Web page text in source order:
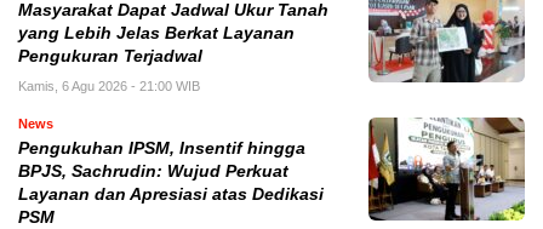
Masyarakat Dapat Jadwal Ukur Tanah
yang Lebih Jelas Berkat Layanan
Pengukuran Terjadwal
Kamis, 6 Agu 2026 - 21:00 WIB
News
Pengukuhan IPSM, Insentif hingga
BPJS, Sachrudin: Wujud Perkuat
Layanan dan Apresiasi atas Dedikasi
PSM